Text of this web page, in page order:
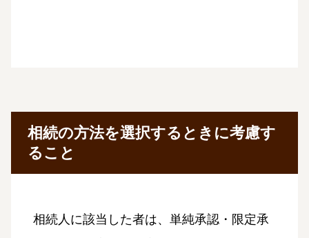
相続の方法を選択するときに考慮す
ること
相続人に該当した者は、単純承認・限定承